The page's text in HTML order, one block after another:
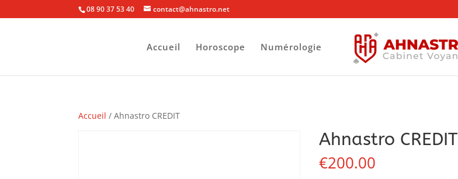
08 90 37 53 40 contact@ahnastro.net
Accueil Horoscope Numérologie
Accueil / Ahnastro CREDIT
Ahnastro CREDIT
€200.00